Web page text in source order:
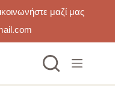
μαζί μας